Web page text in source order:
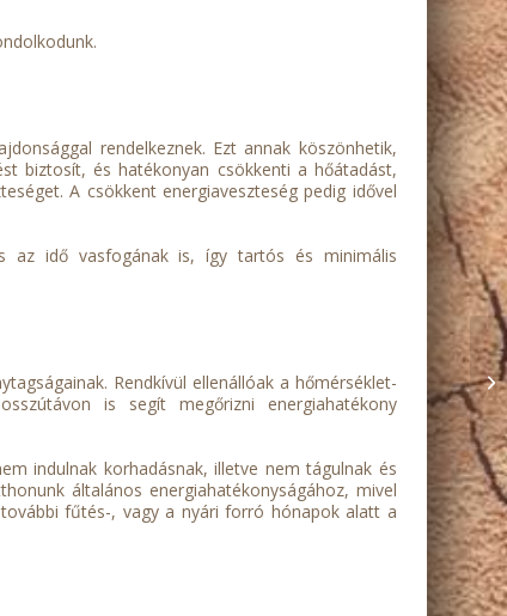
rendelkeznek. Ezt annak köszönhetik,
biztosít, és hatékonyan csökkenti a hőátadást,
A csökkent energiaveszteség pedig idővel
az idő vasfogának is, így tartós és minimális
Rendkívül ellenállóak a hőmérséklet-
is segít megőrizni energiahatékony
indulnak korhadásnak, illetve nem tágulnak és
általános energiahatékonyságához, mivel
fűtés-, vagy a nyári forró hónapok alatt a